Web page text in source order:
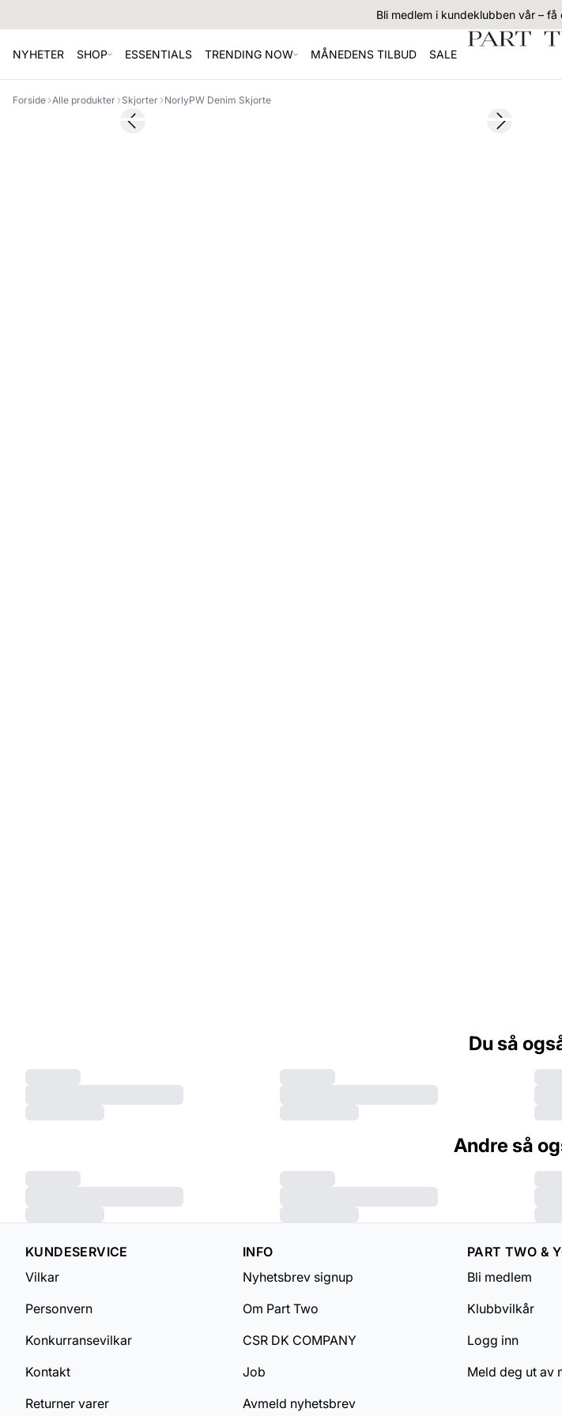
Bli medlem i kundeklubben vår – få
NYHETER SHOP ESSENTIALS TRENDING NOW MÅNEDENS TILBUD SALE
Forside Alle produkter Skjorter
NorlyPW Denim Skjorte
SALEPrevious slide Next slide
Du så
Andre så
KUNDESERVICE
Vilkar
Personvern
Konkurransevilkar
Kontakt
Returner varer
INFO
Nyhetsbrev signup
Om Part Two
CSR DK COMPANY
Job
Avmeld nyhetsbrev
PART TWO &
Bli medlem
Klubbvilkår
Logg inn
Meld deg ut av